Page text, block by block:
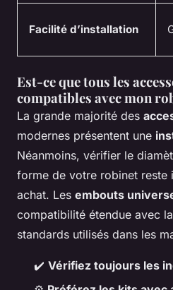
Facilité d’installation
Est-ce que tous les
compatibles avec mon
La grande majorité des
modernes présentent une
Néanmoins, vérifier le
forme de votre robinet reste
achat. Les embouts
compatibilité étendue avec
standards utilisés dans les
✔️ Vérifiez toujours les